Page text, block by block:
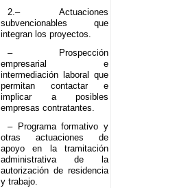
2.– Actuaciones
subvencionables que
integran los proyectos.
– Prospección
empresarial e
intermediación laboral que
permitan contactar e
implicar a posibles
empresas contratantes.
– Programa formativo y
otras actuaciones de
apoyo en la tramitación
administrativa de la
autorización de residencia
y trabajo.